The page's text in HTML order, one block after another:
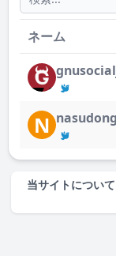
ネーム
N
当サイトについて